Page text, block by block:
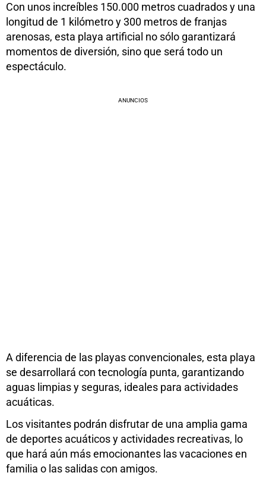
Con unos increíbles 150.000 metros cuadrados y una
longitud de 1 kilómetro y 300 metros de franjas
arenosas, esta playa artificial no sólo garantizará
momentos de diversión, sino que será todo un
espectáculo.
ANUNCIOS
A diferencia de las playas convencionales, esta playa
se desarrollará con tecnología punta, garantizando
aguas limpias y seguras, ideales para actividades
acuáticas.
Los visitantes podrán disfrutar de una amplia gama
de deportes acuáticos y actividades recreativas, lo
que hará aún más emocionantes las vacaciones en
familia o las salidas con amigos.